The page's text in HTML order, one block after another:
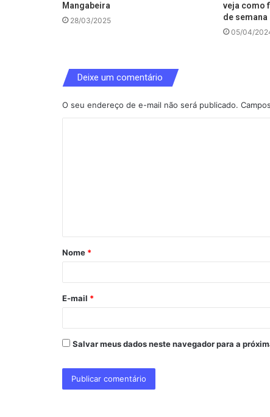
Mangabeira
28/03/2025
veja como
de semana
05/04/
Deixe um comentário
O seu endereço de e-mail não será publicado.
á
r
*
Nome *
E-mail *
Salvar meus dados neste navegador para a